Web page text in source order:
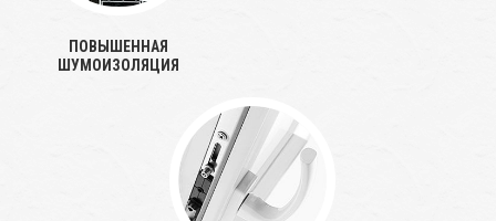
ПОВЫШЕННАЯ
ШУМОИЗОЛЯЦИЯ